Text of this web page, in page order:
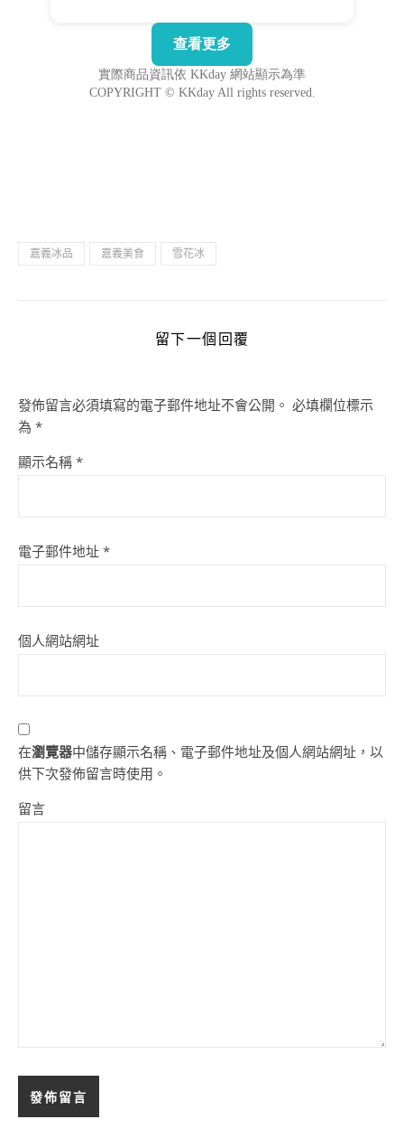
嘉義冰品 嘉義美食 雪花冰
留下一個回覆
發佈留言必須填寫的電子郵件地址不會公開。 必填欄位標示
為 *
顯示名稱 *
電子郵件地址 *
個人網站網址
在瀏覽器中儲存顯示名稱、電子郵件地址及個人網站網址，以
供下次發佈留言時使用。
留言